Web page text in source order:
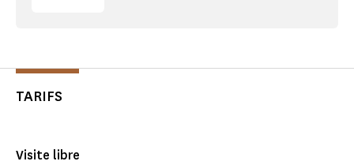
TARIFS
Visite libre